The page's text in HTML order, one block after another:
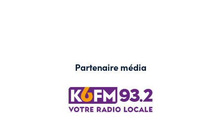
Partenaire média